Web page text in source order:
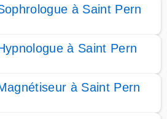
à Saint Pern
à Saint Pern
à Saint Pern